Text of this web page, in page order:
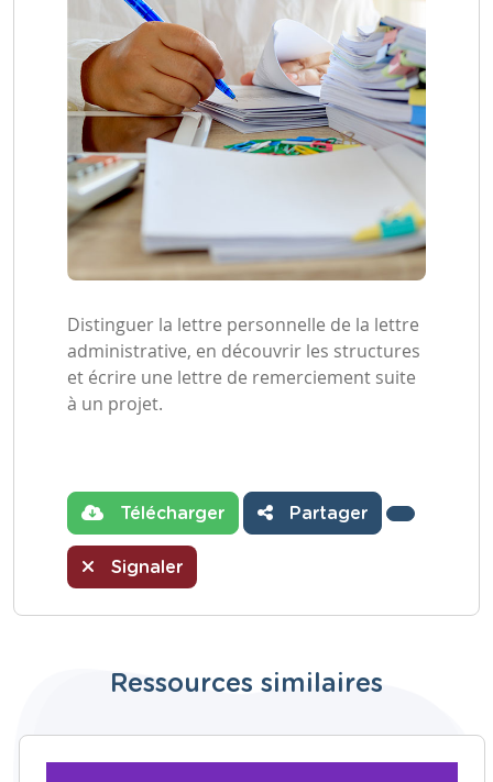
Distinguer la lettre personnelle de la lettre
administrative, en découvrir les structures
et écrire une lettre de remerciement suite
à un projet.
Télécharger Partager
Signaler
Ressources similaires